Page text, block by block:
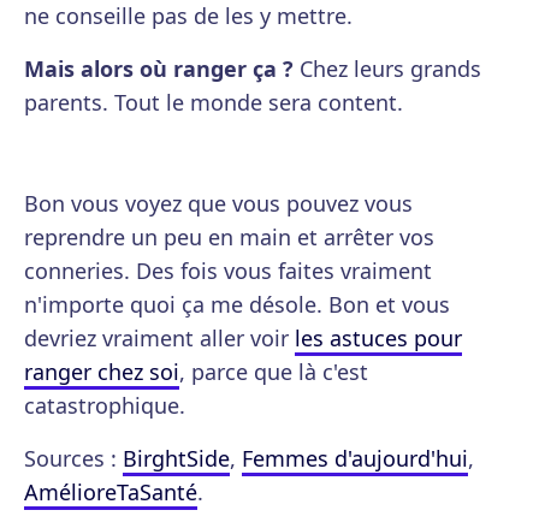
ne conseille pas de les y mettre.
Mais alors où ranger ça ? Chez leurs grands
parents. Tout le monde sera content.
Bon vous voyez que vous pouvez vous
reprendre un peu en main et arrêter vos
conneries. Des fois vous faites vraiment
n'importe quoi ça me désole. Bon et vous
devriez vraiment aller voir les astuces pour
ranger chez soi, parce que là c'est
catastrophique.
Sources : BirghtSide, Femmes d'aujourd'hui,
AmélioreTaSanté.